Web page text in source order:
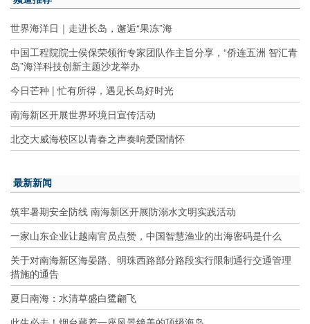
世界海洋日｜走进长岛，邂逅“果冻”海
中国工程院院士侯保荣领衔专家团队作主旨分享，“侨连五洲 智汇青
岛”海洋科技创新主题沙龙举办
今日芒种 | 忙有所得，遇见长岛好时光
南海新区开展世界环境日宣传活动
北交大威海校区以青春之声奏响爱国情怀
最新新闻
筑牢暑期安全防线 南海新区开展防溺水文明实践活动
一家山东企业让越南官员点赞，中国智慧渔业的出海密码是什么
关于对南海新区海晏路、明珠西路部分路段实行限制通行交通管理
措施的通告
夏日南海：水清草盛白鹭翩飞